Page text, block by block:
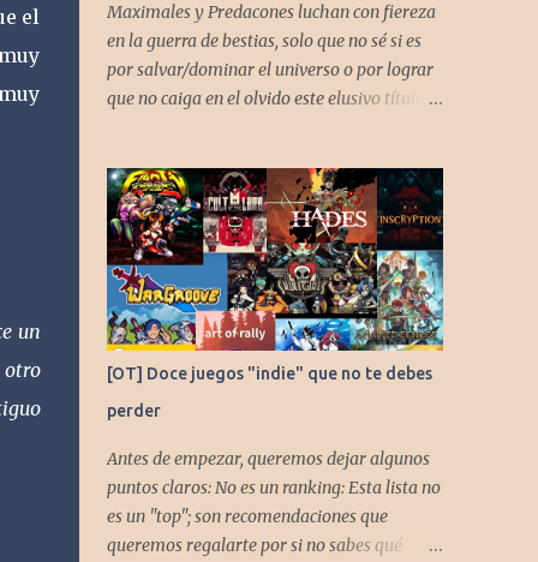
el
un
otro
Maximales y Predacones luchan con fiereza
en la guerra de bestias, solo que no sé si es
por salvar/dominar el universo o por lograr
que no caiga en el olvido este elusivo título
[OT] Doce juegos "indie" que no te debes
perder
Antes de empezar, queremos dejar algunos
puntos claros: No es un ranking: Esta lista no
es un "top"; son recomendaciones que
queremos regalarte por si no sabes qué